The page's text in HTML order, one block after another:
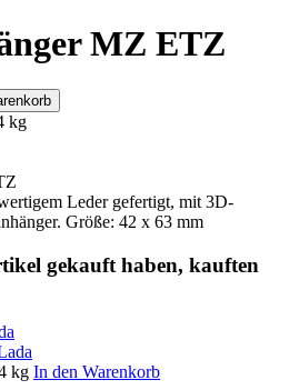
MZ ETZ
kg
Leder gefertigt, mit 3D-
Größe: 42 x 63 mm
gekauft haben, kauften
kg In den Warenkorb